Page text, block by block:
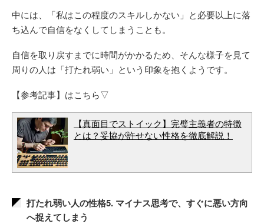
中には、「私はこの程度のスキルしかない」と必要以上に落
ち込んで自信をなくしてしまうことも。
自信を取り戻すまでに時間がかかるため、そんな様子を見て
周りの人は「打たれ弱い」という印象を抱くようです。
【参考記事】はこちら▽
【真面目でストイック】完璧主義者の特徴
とは？妥協が許せない性格を徹底解説！
打たれ弱い人の性格5. マイナス思考で、すぐに悪い方向
へ捉えてしまう